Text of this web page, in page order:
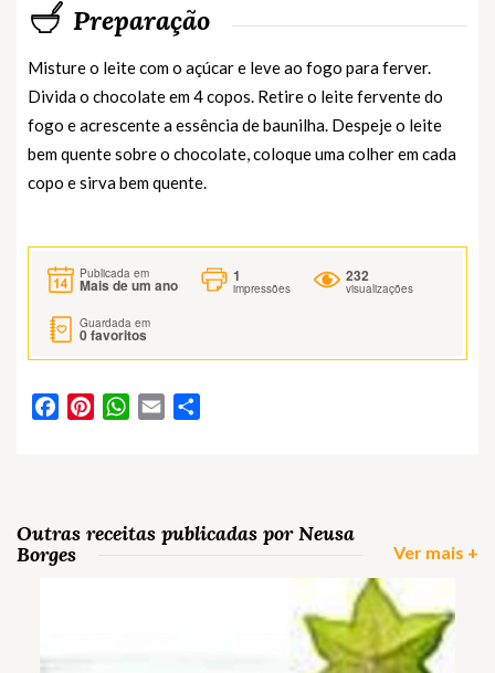
Preparação
Misture o leite com o açúcar e leve ao fogo para ferver.
Divida o chocolate em 4 copos. Retire o leite fervente do
fogo e acrescente a essência de baunilha. Despeje o leite
bem quente sobre o chocolate, coloque uma colher em cada
copo e sirva bem quente.
Publicada em
Mais de um ano
1
impressões
232
visualizações
Guardada em
0favoritos
FacebookPinterestWhatsApp
Email
Outras receitas publicadas por Neusa
Borges
Ver mais +